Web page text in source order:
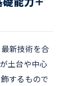
新技術を合
土台や中心
するもので